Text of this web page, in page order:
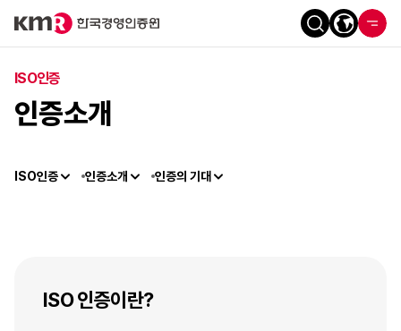
ISO인증
인증소개
ISO인증 인증소개 인증의 기대
ISO 인증이란?